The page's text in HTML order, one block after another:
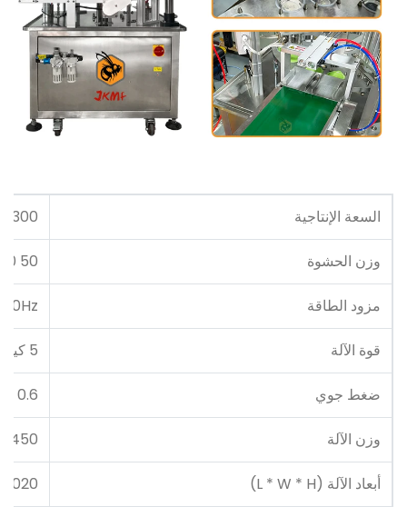
السعة الإنتاجية 2300 كوب / ساعة
وزن الحشوة 50 500 مل / كوب
مزود الطاقة
قوة الآلة 5 كيلو واط
ضغط جوي 0.6 ميجا باسكال
وزن الآلة 450 كجم
أبعاد الآلة (L * W * H)
1020 × 1020 × 1500